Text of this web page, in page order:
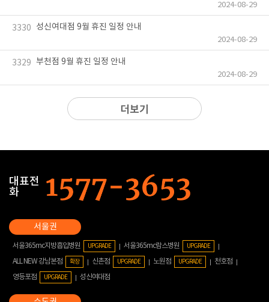
2024-08-29
3330 성신여대점 9월 휴진 일정 안내
2024-08-29
3329 부천점 9월 휴진 일정 안내
2024-08-29
더보기
대표전
화
서울365mc지방흡입병원 UPGRADE 서울365mc람스병원 UPGRADE
ALL NEW 강남본점 확장 신촌점 UPGRADE 노원점 UPGRADE
천호점
영등포점
UPGRADE 성신여대점